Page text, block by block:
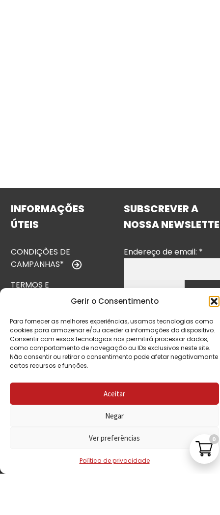
Gerir o Consentimento
Para fornecer as melhores experiências, usamos tecnologias como
cookies para armazenar e/ou aceder a informações do dispositivo.
Consentir com essas tecnologias nos permitirá processar dados,
como comportamento de navegação ou IDs exclusivos neste site.
Não consentir ou retirar o consentimento pode afetar negativamante
certos recursos e funções.
Aceitar
Negar
Ver preferências
Política de privacidade
INFORMAÇÕES
ÚTEIS
CONDIÇÕES DE
CAMPANHAS*
TERMOS E
POLÍTICA DE
PRIVACIDADE
POLÍTICA DE
REEMBOLSO
LIVRO DE
SUBSCREVER A
NOSSA
Endereço de email: *
0